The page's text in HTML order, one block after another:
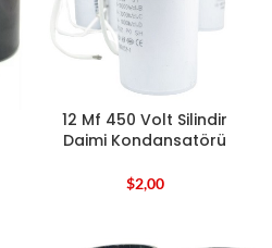
12 Mf 450 Volt Silindir
Daimi Kondansatörü
$2,00